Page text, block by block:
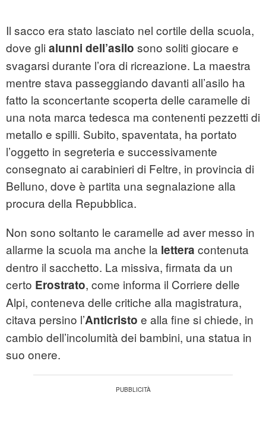
Il sacco era stato lasciato nel cortile della scuola,
dove gli alunni dell’asilo sono soliti giocare e
svagarsi durante l’ora di ricreazione. La maestra
mentre stava passeggiando davanti all’asilo ha
fatto la sconcertante scoperta delle caramelle di
una nota marca tedesca ma contenenti pezzetti di
metallo e spilli. Subito, spaventata, ha portato
l’oggetto in segreteria e successivamente
consegnato ai carabinieri di Feltre, in provincia di
Belluno, dove è partita una segnalazione alla
procura della Repubblica.
Non sono soltanto le caramelle ad aver messo in
allarme la scuola ma anche la lettera contenuta
dentro il sacchetto. La missiva, firmata da un
certo Erostrato, come informa il Corriere delle
Alpi, conteneva delle critiche alla magistratura,
citava persino l’Anticristo e alla fine si chiede, in
cambio dell’incolumità dei bambini, una statua in
suo onere.